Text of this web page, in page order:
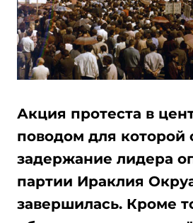
Акция протеста в
поводом для которой
задержание лидера
партии Ираклия
завершилась. Кроме